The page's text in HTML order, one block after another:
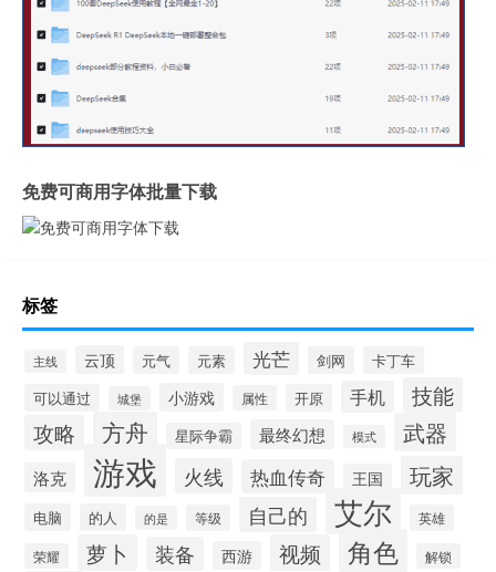
免费可商用字体批量下载
标签
主线 云顶 元气 元素 光芒 剑网
卡丁车
可以通过
城堡 小游戏 属性 开原 手机
技能
攻略
方舟 星际争霸 最终幻想 模式 武器
洛克 游戏 火线 热血传奇 王国 玩家
电脑 的人 的是 等级 自己的 艾尔 英雄
荣耀 萝卜 装备 西游 视频 角色 解锁